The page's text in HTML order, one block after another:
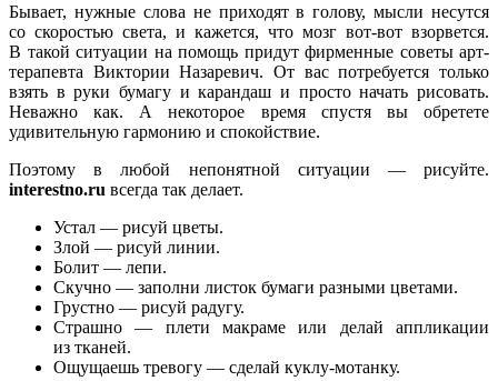
Бывает, нужные слова не приходят в голову, мысли несутся
со скоростью света, и кажется, что мозг вот-вот взорвется.
В такой ситуации на помощь придут фирменные советы арт-
терапевта Виктории Назаревич. От вас потребуется только
взять в руки бумагу и карандаш и просто начать рисовать.
Неважно как. А некоторое время спустя вы обретете
удивительную гармонию и спокойствие.
Поэтому в любой непонятной ситуации — рисуйте.
interestno.ru всегда так делает.
Устал — рисуй цветы.
Злой — рисуй линии.
Болит — лепи.
Скучно — заполни листок бумаги разными цветами.
Грустно — рисуй радугу.
Страшно — плети макраме или делай аппликации
из тканей.
Ощущаешь тревогу — сделай куклу-мотанку.